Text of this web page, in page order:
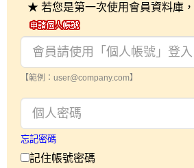
★ 若您是第一次使用會員資料庫
【範例：user@company.com】
忘記密碼
記住帳號密碼